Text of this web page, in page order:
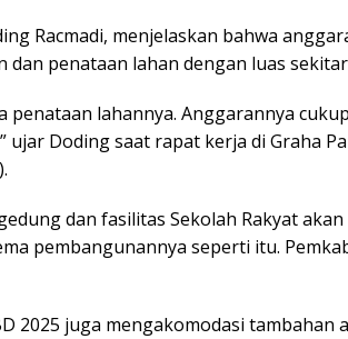
Racmadi, menjelaskan bahwa
dan penataan lahan dengan luas
penataan lahannya. Anggarannya
ujar Doding saat rapat kerja di Graha
dan fasilitas Sekolah Rakyat
pembangunannya seperti itu.
2025 juga mengakomodasi tambahan